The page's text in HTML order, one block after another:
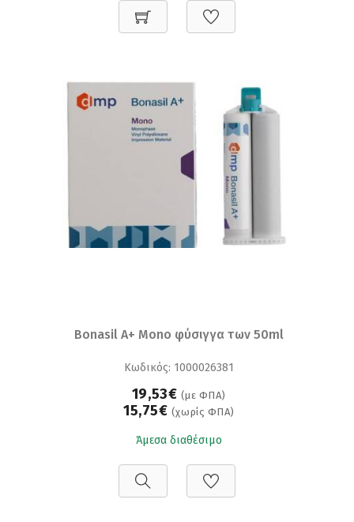
Bonasil A+ Mono φύσιγγα των 50ml
Κωδικός: 1000026381
19,53€ (με ΦΠΑ)
15,75€ (χωρίς ΦΠΑ)
Άμεσα διαθέσιμο